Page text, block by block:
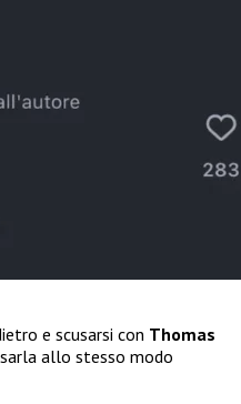
e scusarsi con Thomas
allo stesso modo